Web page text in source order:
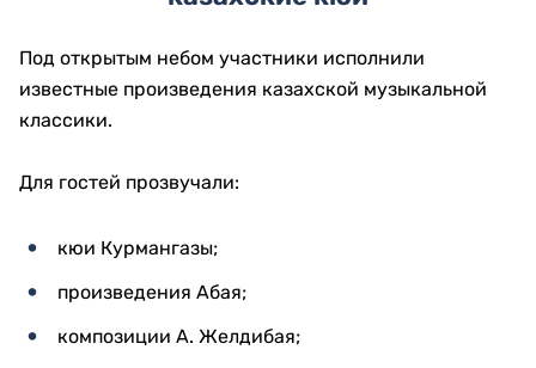
Под открытым небом участники исполнили
известные произведения казахской музыкальной
классики.
Для гостей прозвучали:
кюи Курмангазы;
произведения Абая;
композиции А. Желдибая;